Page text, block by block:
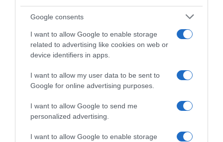
Google consents
I want to allow Google to enable storage
related to advertising like cookies on web or
device identifiers in apps.
I want to allow my user data to be sent to
Google for online advertising purposes.
I want to allow Google to send me
personalized advertising.
I want to allow Google to enable storage
hangulatos
Korábbi bejegyzések Következő bejegyzés
HASONLÓ BEJEGYZÉSEK